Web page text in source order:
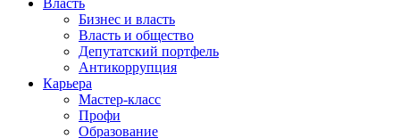
Власть
Бизнес и власть
Власть и общество
Депутатский портфель
Антикоррупция
Карьера
Мастер-класс
Профи
Образование